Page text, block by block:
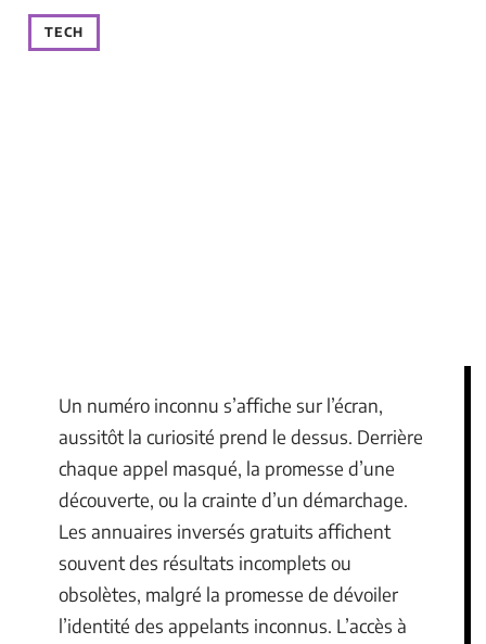
TECH
Un numéro inconnu s’affiche sur l’écran,
aussitôt la curiosité prend le dessus. Derrière
chaque appel masqué, la promesse d’une
découverte, ou la crainte d’un démarchage.
Les annuaires inversés gratuits affichent
souvent des résultats incomplets ou
obsolètes, malgré la promesse de dévoiler
l’identité des appelants inconnus. L’accès à